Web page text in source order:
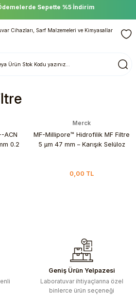
Sepette %5 İndirim
ACN
0.2
Merck
MF-Millipore™ Hidrofilik MF Filtre
5 µm 47 mm – Karışık Selüloz
0,00 TL
Geniş Ürün Yelpazesi
Laboratuvar ihtiyaçlarına özel
binlerce ürün seçeneği